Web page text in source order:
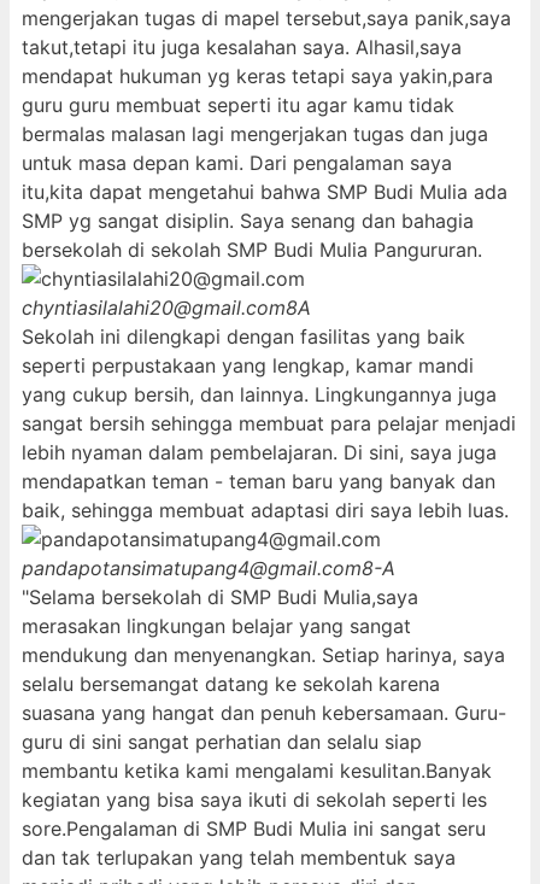
mengerjakan tugas di mapel tersebut,saya panik,saya
takut,tetapi itu juga kesalahan saya. Alhasil,saya
mendapat hukuman yg keras tetapi saya yakin,para
guru guru membuat seperti itu agar kamu tidak
bermalas malasan lagi mengerjakan tugas dan juga
untuk masa depan kami. Dari pengalaman saya
itu,kita dapat mengetahui bahwa SMP Budi Mulia ada
SMP yg sangat disiplin. Saya senang dan bahagia
bersekolah di sekolah SMP Budi Mulia Pangururan.
chyntiasilalahi20@gmail.com8A
Sekolah ini dilengkapi dengan fasilitas yang baik
seperti perpustakaan yang lengkap, kamar mandi
yang cukup bersih, dan lainnya. Lingkungannya juga
sangat bersih sehingga membuat para pelajar menjadi
lebih nyaman dalam pembelajaran. Di sini, saya juga
mendapatkan teman - teman baru yang banyak dan
baik, sehingga membuat adaptasi diri saya lebih luas.
pandapotansimatupang4@gmail.com8-A
"Selama bersekolah di SMP Budi Mulia,saya
merasakan lingkungan belajar yang sangat
mendukung dan menyenangkan. Setiap harinya, saya
selalu bersemangat datang ke sekolah karena
suasana yang hangat dan penuh kebersamaan. Guru-
guru di sini sangat perhatian dan selalu siap
membantu ketika kami mengalami kesulitan.Banyak
kegiatan yang bisa saya ikuti di sekolah seperti les
sore.Pengalaman di SMP Budi Mulia ini sangat seru
dan tak terlupakan yang telah membentuk saya